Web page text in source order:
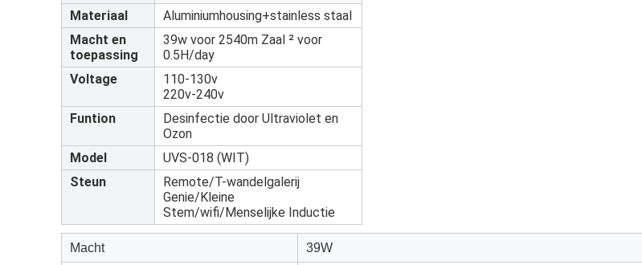
Materiaal
Aluminiumhousing+stainless staal
Macht en
toepassing
39w voor 2540m Zaal ² voor
0.5H/day
Voltage
110-130v
220v-240v
Funtion
Desinfectie door Ultraviolet en
Ozon
Model
UVS-018 (WIT)
Steun
Remote/T-wandelgalerij
Genie/Kleine
Stem/wifi/Menselijke Inductie
Macht 39W